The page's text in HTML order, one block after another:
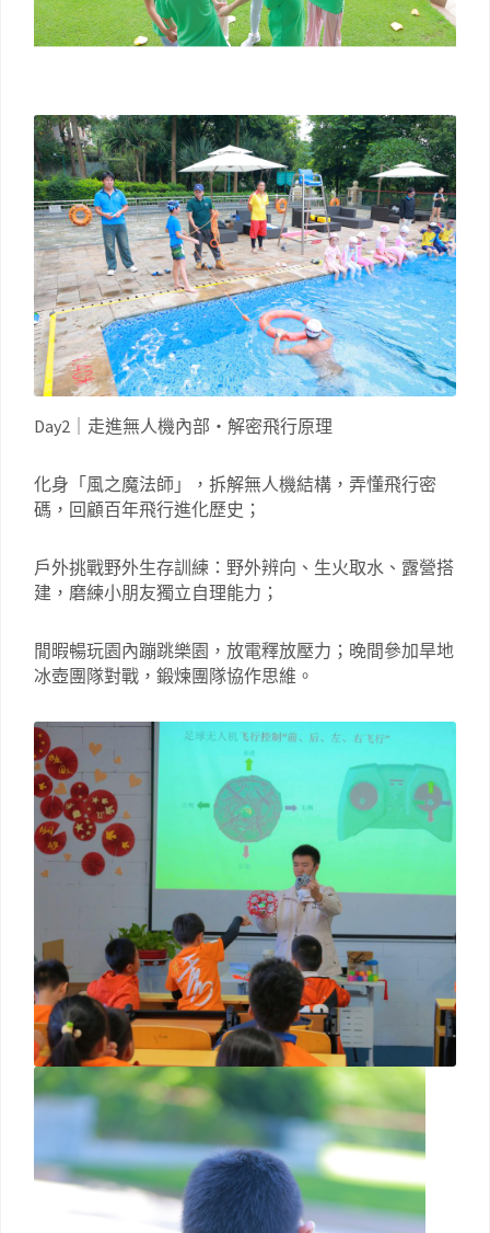
Day2｜走進無人機內部・解密飛行原理
化身「風之魔法師」，拆解無人機結構，弄懂飛行密
碼，回顧百年飛行進化歷史；
戶外挑戰野外生存訓練：野外辨向、生火取水、露營搭
建，磨練小朋友獨立自理能力；
閒暇暢玩園內蹦跳樂園，放電釋放壓力；晚間參加旱地
冰壺團隊對戰，鍛煉團隊協作思維。